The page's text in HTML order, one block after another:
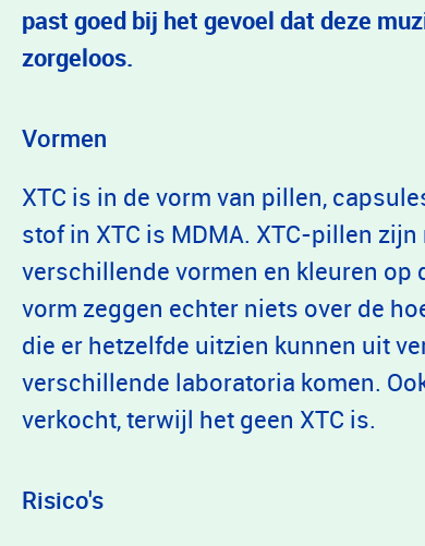
past goed bij het gevoel dat deze
zorgeloos.
Vormen
XTC is in de vorm van pillen,
stof in XTC is MDMA. XTC-pillen
verschillende vormen en kleuren op
vorm zeggen echter niets over de
die er hetzelfde uitzien kunnen uit
verschillende laboratoria komen.
verkocht, terwijl het geen XTC is.
Risico's